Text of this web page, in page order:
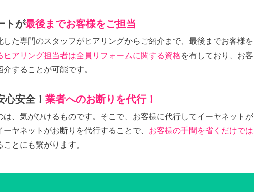
トが最後までお客様をご担当
た専門のスタッフがヒアリングからご紹介まで、最後までお客様を
ヒアリング担当者は全員リフォームに関する資格を有しており、お客
することが可能です。
安全！ 業者へのお断りを代行！
、気がひけるものです。そこで、お客様に代行してイーヤネットが
ヤネットがお断りを代行することで、 お客様の手間を省くだけでは
ことにも繋がります。